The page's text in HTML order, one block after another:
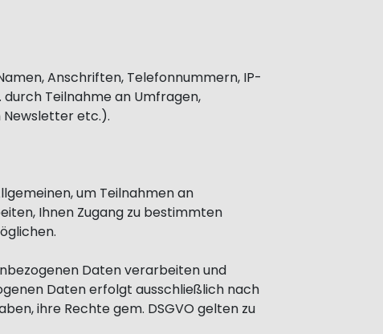
Anschriften, Telefonnummern, IP-
durch Teilnahme an Umfragen,
etc.).
um Teilnahmen an
Ihnen Zugang zu bestimmten
Daten verarbeiten und
Daten erfolgt ausschließlich nach
ihre Rechte gem. DSGVO gelten zu